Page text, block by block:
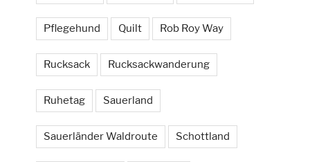
Pflegehund Quilt Rob Roy Way
Rucksack Rucksackwanderung
Ruhetag Sauerland
Sauerländer Waldroute Schottland